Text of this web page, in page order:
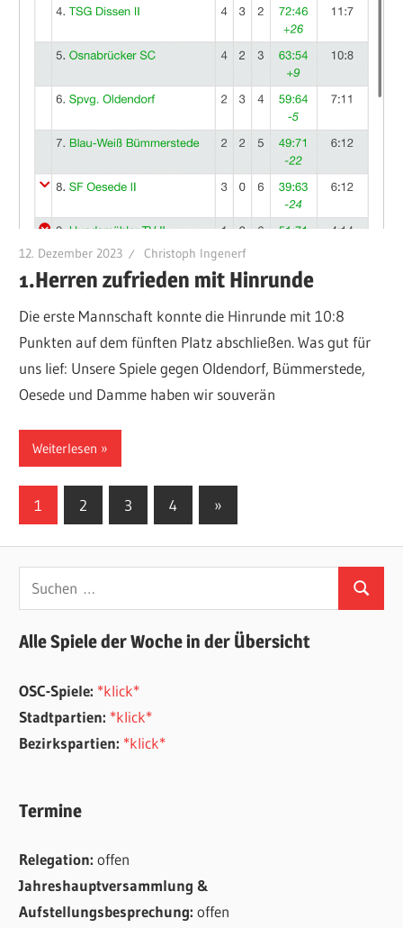
12. Dezember 2023 Christoph Ingenerf
1.Herren zufrieden mit Hinrunde
Die erste Mannschaft konnte die Hinrunde mit 10:8
Punkten auf dem fünften Platz abschließen. Was gut für
uns lief: Unsere Spiele gegen Oldendorf, Bümmerstede,
Oesede und Damme haben wir souverän
Weiterlesen
Seitennummerierung
Beiträge
1 2 3 4
Nächste
Beiträge
»
Suchen
nach:
Suchen
Alle Spiele der Woche in der Übersicht
OSC-Spiele: *klick*
Stadtpartien: *klick*
Bezirkspartien: *klick*
Termine
Relegation:offen
Jahreshauptversammlung &
Aufstellungsbesprechung:offen